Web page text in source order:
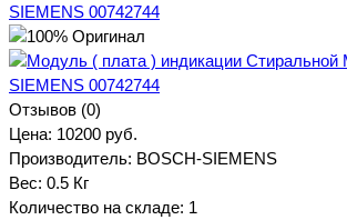
SIEMENS 00742744
Отзывов (0)
Цена: 10200 руб.
Производитель: BOSCH-SIEMENS
Вес: 0.5 Кг
Количество на складе: 1